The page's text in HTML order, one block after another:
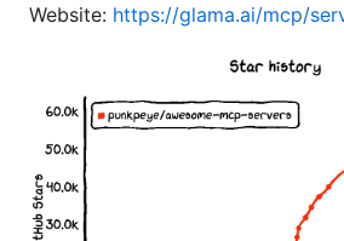
Website: https://glama.ai/mcp/